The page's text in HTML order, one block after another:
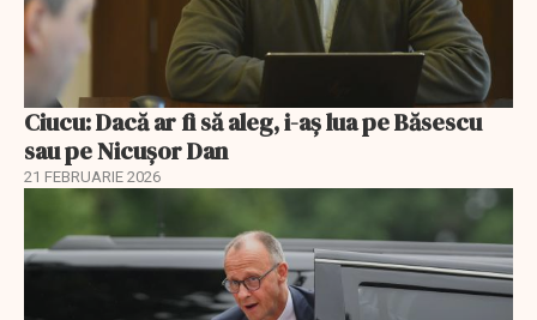
Ciucu: Dacă ar fi să aleg, i-aș lua pe Băsescu
sau pe Nicușor Dan
21 FEBRUARIE 2026